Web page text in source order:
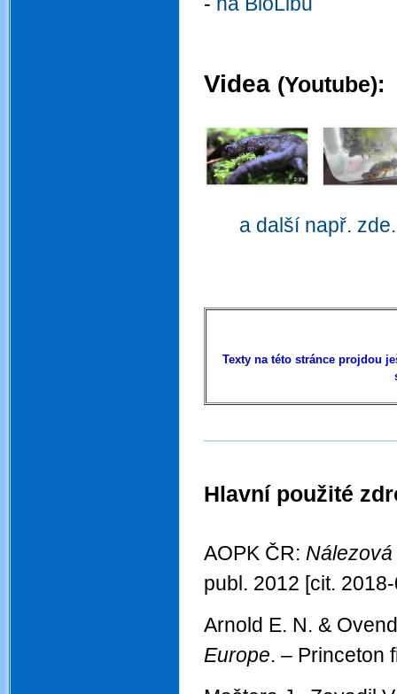
Videa (Youtube):
a další např.
Texty na této stránce projdou
Hlavní použité
AOPK ČR:
publ. 2012 [cit.
Arnold E. N. &
Europe. – Princeton